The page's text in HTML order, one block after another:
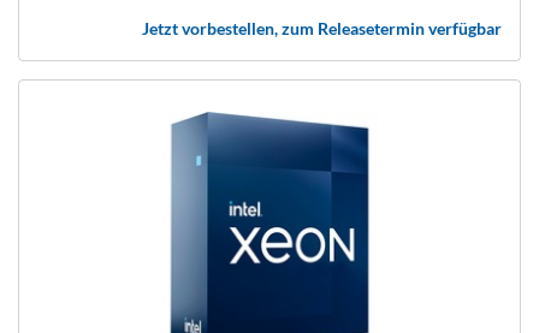
Jetzt vorbestellen, zum Releasetermin verfügbar